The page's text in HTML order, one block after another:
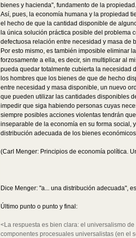
bienes y hacienda", fundamento de la propiedad.
Así, pues, la economía humana y la propiedad
el hecho de que la cantidad disponible de
la única solución práctica posible del problema
defectuosa relación entre necesidad y masa de
Por esto mismo, es también imposible eliminar
forzosamente a ella, es decir, sin multiplicar al
pueda quedar totalmente cubierta la necesidad
los hombres que los bienes de que de hecho
entre necesidad y masa disponible, un nuevo
que pueden utilizar las cantidades disponibles
impedir que siga habiendo personas cuyas
siempre posibles acciones violentas tendrán
inseparable de la economía en su forma social,
distribución adecuada de los bienes
(Carl Menger: Principios de economía política.
Dice Menger: "a... una distribución adecuada",
Último punto o punto y final:
<La respuesta es bien clara: el universalismo
componentes procesuales universalistas (en el